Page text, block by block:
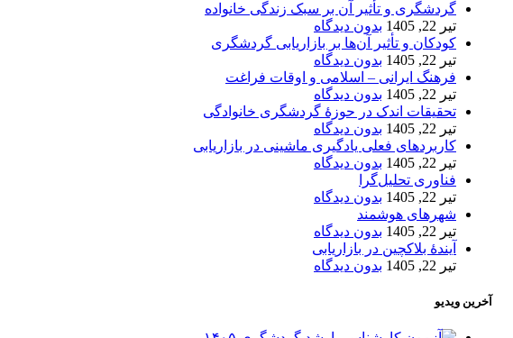
گردشگری و تأثیر آن بر سبک زندگی خانواده
تیر 22, 1405
بدون دیدگاه
کودکان و تأثیر آن‌ها بر بازاریابی گردشگری
تیر 22, 1405
بدون دیدگاه
فرهنگ ایرانی – اسلامی و اوقات فراغت
تیر 22, 1405
بدون دیدگاه
تحقیقات اندک در حوزۀ گردشگری خانوادگی
تیر 22, 1405
بدون دیدگاه
کاربردهای فعلی یادگیری ماشینی در بازاریابی
تیر 22, 1405
بدون دیدگاه
فناوری تحلیل‌گرا
تیر 22, 1405
بدون دیدگاه
شهرهای هوشمند
تیر 22, 1405
بدون دیدگاه
آیندۀ بلاکچین در بازاریابی
تیر 22, 1405
بدون دیدگاه
آخرین ویدیو